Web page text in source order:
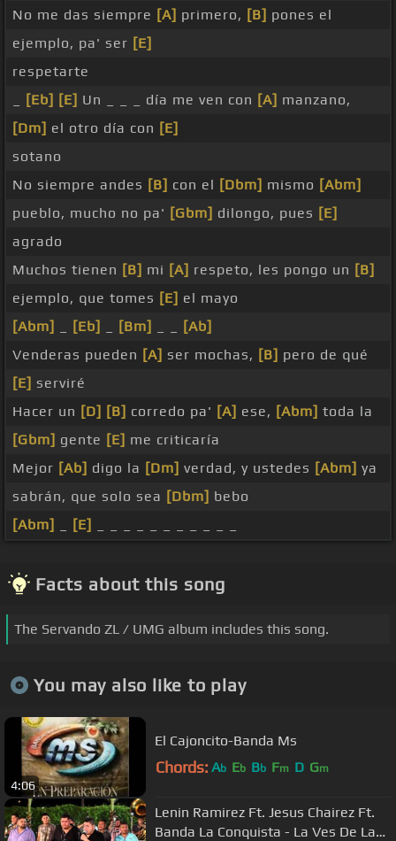
No me das siempre [A] primero, [B] pones el
ejemplo, pa' ser [E]
respetarte
[Eb] [E] Un _ _ _ día me ven con [A] manzano,
[Dm] el otro día con [E]
sotano
No siempre andes [B] con el [Dbm] mismo [Abm]
pueblo, mucho no pa' [Gbm] dilongo, pues [E]
agrado
Muchos tienen [B] mi [A] respeto, les pongo un [B]
ejemplo, que tomes [E] el mayo
[Abm]
[Eb] [Bm]
[Ab]
Venderas pueden [A] ser mochas, [B] pero de qué
[E] serviré
Hacer un [D] [B] corredo pa' [A] ese, [Abm] toda la
[Gbm] gente [E] me criticaría
Mejor [Ab] digo la [Dm] verdad, y ustedes [Abm] ya
sabrán, que solo sea [Dbm] bebo
[Abm]
[E]
Facts about this song
The Servando ZL / UMG album includes this song.
You may also like to play
4:06
El Cajoncito-Banda Ms
Chords: Ab Eb Bb Fm D Gm
Lenin Ramirez Ft. Jesus Chairez Ft.
Banda La Conquista - La Ves De Las